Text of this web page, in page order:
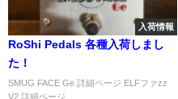
入荷情報
RoShi Pedals 各種入荷しまし
た！
SMUG FACE Ge 詳細ページ ELFファzz
V2 詳細ページ...